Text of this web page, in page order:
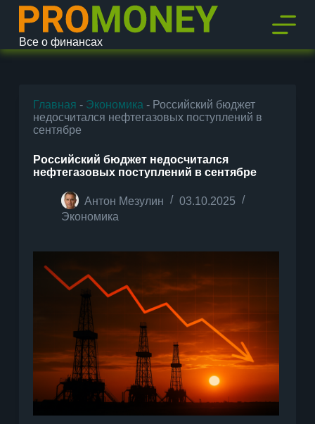
р
е
Все о финансах
Главная - Экономика - Российский бюджет
недосчитался нефтегазовых поступлений в
сентябре
Российский бюджет недосчитался
нефтегазовых поступлений в сентябре
Антон Мезулин
03.10.2025
Экономика